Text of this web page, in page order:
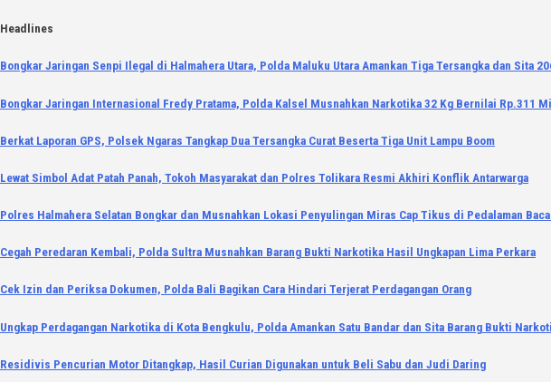
Skip
content
Headlines
Bongkar Jaringan Senpi Ilegal di Halmahera Utara, Polda Maluku Utara Amankan Tiga Tersangka dan Sita
Bongkar Jaringan Internasional Fredy Pratama, Polda Kalsel Musnahkan Narkotika 32 Kg Bernilai Rp.311
Berkat Laporan GPS, Polsek Ngaras Tangkap Dua Tersangka Curat Beserta Tiga Unit Lampu Boom
Lewat Simbol Adat Patah Panah, Tokoh Masyarakat dan Polres Tolikara Resmi Akhiri Konflik Antarwarga
Polres Halmahera Selatan Bongkar dan Musnahkan Lokasi Penyulingan Miras Cap Tikus di Pedalaman
Cegah Peredaran Kembali, Polda Sultra Musnahkan Barang Bukti Narkotika Hasil Ungkapan Lima Perkara
Cek Izin dan Periksa Dokumen, Polda Bali Bagikan Cara Hindari Terjerat Perdagangan Orang
Ungkap Perdagangan Narkotika di Kota Bengkulu, Polda Amankan Satu Bandar dan Sita Barang Bukti
Residivis Pencurian Motor Ditangkap, Hasil Curian Digunakan untuk Beli Sabu dan Judi Daring